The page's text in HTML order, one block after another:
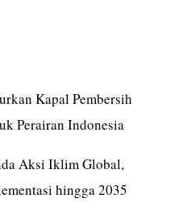
Kapal Pembersih
Perairan Indonesia
Aksi Iklim Global,
hingga 2035